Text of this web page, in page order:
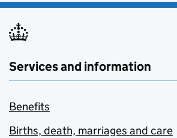
Services and information
Benefits
Births, death, marriages and care